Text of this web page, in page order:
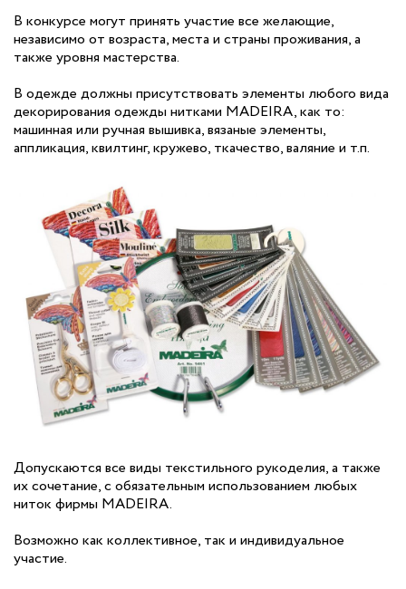
В конкурсе могут принять участие все желающие,
независимо от возраста, места и страны проживания, а
также уровня мастерства.
В одежде должны присутствовать элементы любого вида
декорирования одежды нитками MADEIRA, как то:
машинная или ручная вышивка, вязаные элементы,
аппликация, квилтинг, кружево, ткачество, валяние и т.п.
Допускаются все виды текстильного рукоделия, а также
их сочетание, с обязательным использованием любых
ниток фирмы MADEIRA.
Возможно как коллективное, так и индивидуальное
участие.